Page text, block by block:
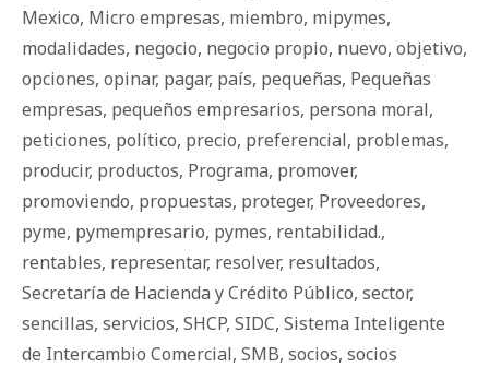
Mexico, Micro empresas, miembro, mipymes,
modalidades, negocio, negocio propio, nuevo, objetivo,
opciones, opinar, pagar, país, pequeñas, Pequeñas
empresas, pequeños empresarios, persona moral,
peticiones, político, precio, preferencial, problemas,
producir, productos, Programa, promover,
promoviendo, propuestas, proteger, Proveedores,
pyme, pymempresario, pymes, rentabilidad.,
rentables, representar, resolver, resultados,
Secretaría de Hacienda y Crédito Público, sector,
sencillas, servicios, SHCP, SIDC, Sistema Inteligente
de Intercambio Comercial, SMB, socios, socios